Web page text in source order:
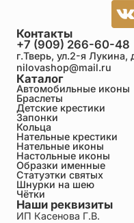
Каталог
Автомобильные иконы
Браслеты
Детские крестики
Запонки
Кольца
Нательные крестики
Нательные иконы
Настольные иконы
Образки именные
Статуэтки святых
Шнурки на шею
Чётки
Контакты
+7 (909) 266-60-48
г.Тверь, ул.2-я Лукина,
nilovashop@mail.ru
Наши реквизиты
ИП Касенова Г.В.